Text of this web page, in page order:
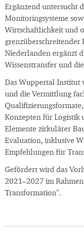
Ergänzend untersucht
Monitoringsysteme
Wirtschaftlichkeit und
grenzüberschreitender
Niederlanden ergänzt
Wissenstransfer und
Das Wuppertal Institut
und die Vermittlung
Konzepten für Logistik
Elemente zirkulärer
Evaluation, inklusive
Empfehlungen für
Gefördert wird das
2021–2027 im
Transformation".